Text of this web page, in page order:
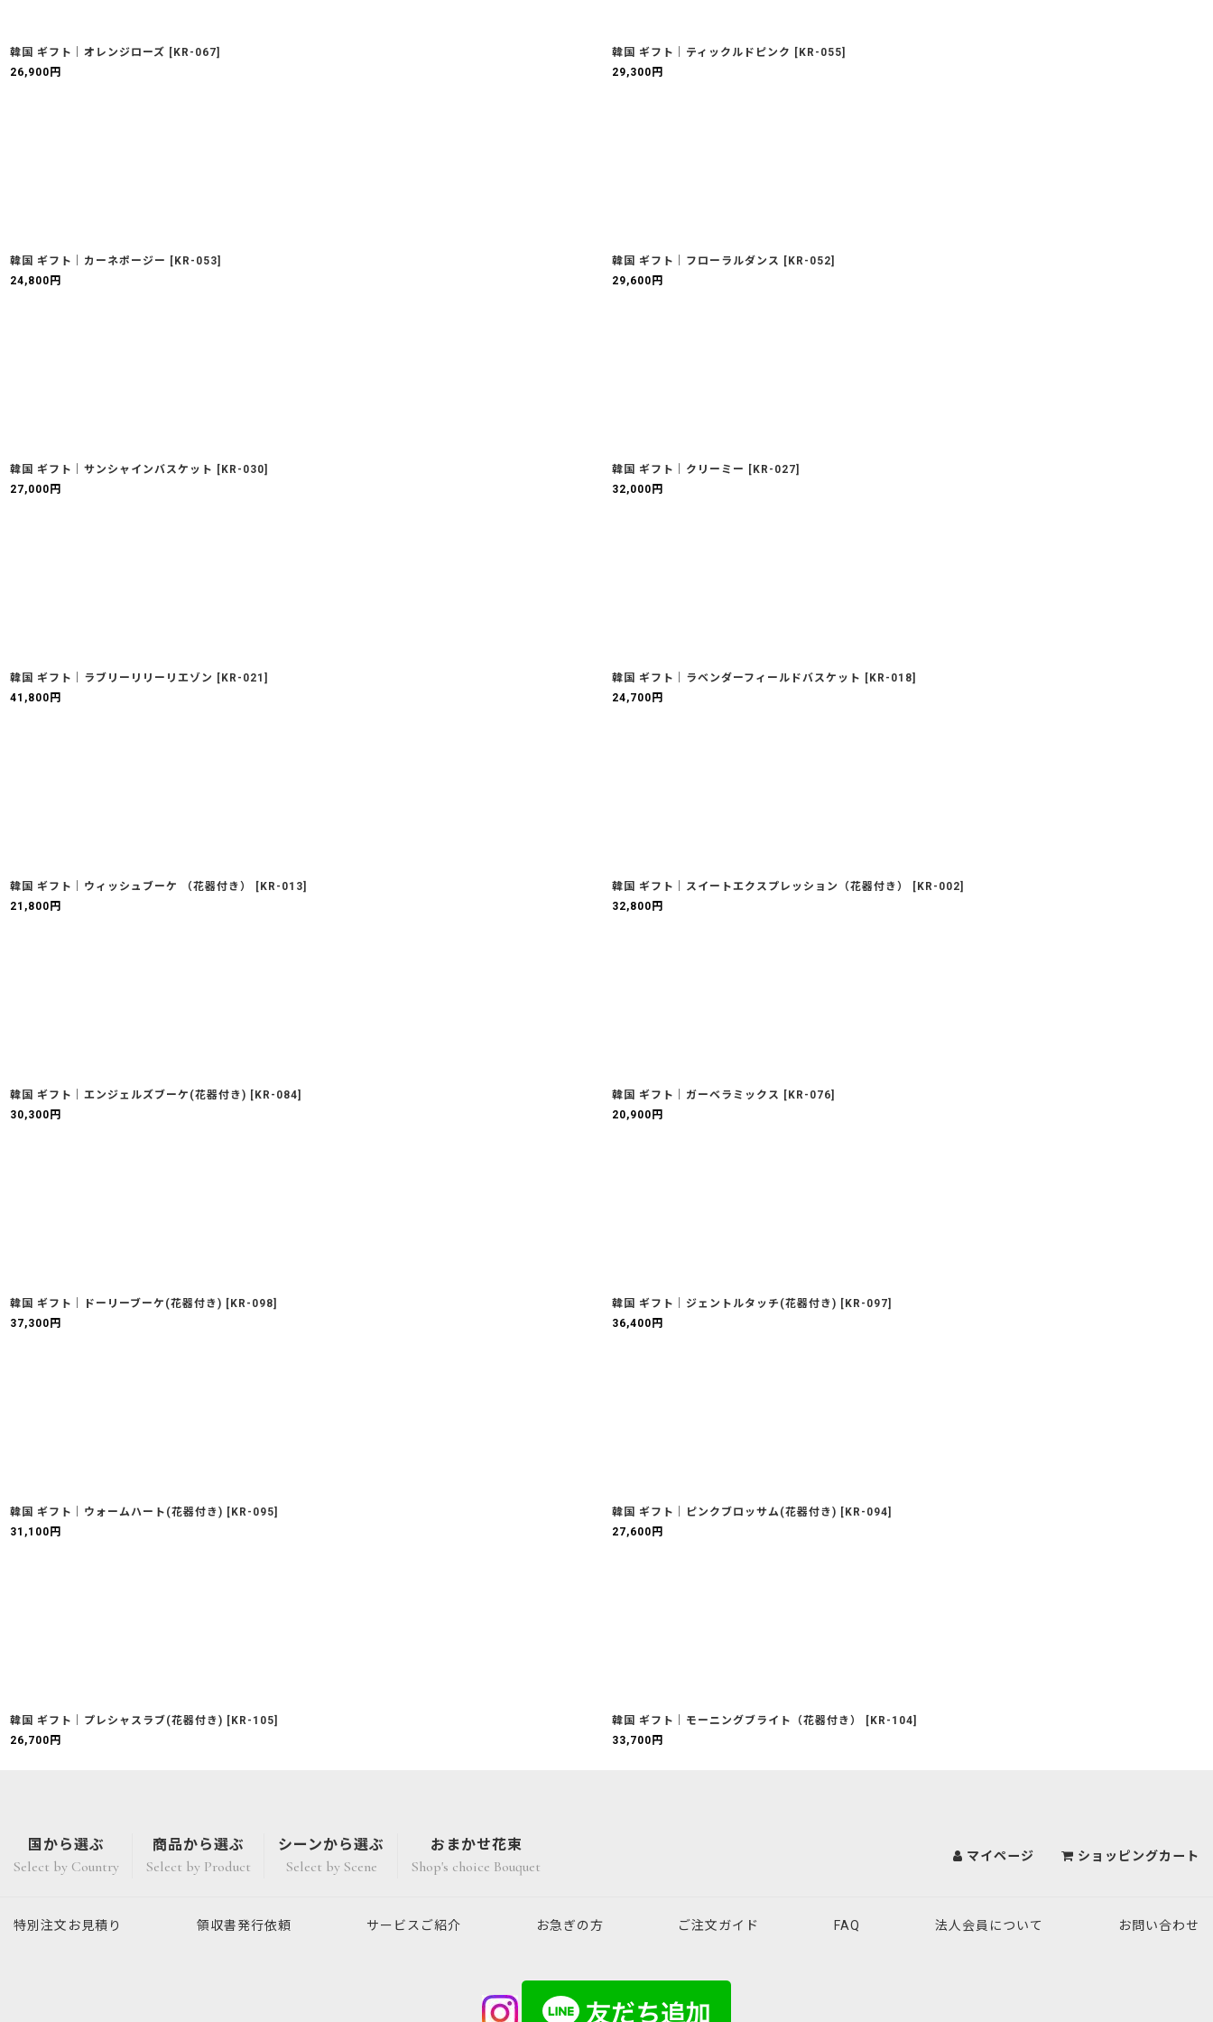
韓国 ギフト｜オレンジローズ [ KR-067]
26,900 円
韓国 ギフト｜ティックルドピンク [ KR-055]
29,300 円
韓国 ギフト｜カーネポージー [ KR-053]
24,800 円
韓国 ギフト｜フローラルダンス [ KR-052]
29,600 円
韓国 ギフト｜サンシャインバスケット [ KR-030]
27,000 円
韓国 ギフト｜クリーミー [ KR-027]
32,000 円
韓国 ギフト｜ラブリーリリーリエゾン [ KR-021 ]
41,800 円
韓国 ギフト｜ラベンダーフィールドバスケット [ KR-018]
24,700 円
韓国 ギフト｜ウィッシュブーケ （花器付き） [ KR-013]
21,800 円
韓国 ギフト｜スイートエクスプレッション（花器付き） [ KR-002]
32,800 円
韓国 ギフト｜エンジェルズブーケ(花器付き) [ KR-084]
30,300 円
韓国 ギフト｜ガーベラミックス [ KR-076]
20,900 円
韓国 ギフト｜ドーリーブーケ(花器付き) [ KR-098]
37,300 円
韓国 ギフト｜ジェントルタッチ(花器付き) [ KR-097]
36,400 円
韓国 ギフト｜ウォームハート(花器付き) [ KR-095]
31,100 円
韓国 ギフト｜ピンクブロッサム(花器付き) [ KR-094]
27,600 円
韓国 ギフト｜プレシャスラブ(花器付き) [ KR-105]
26,700 円
韓国 ギフト｜モーニングブライト（花器付き） [ KR-104]
33,700 円
国から選ぶ
Select by Country
商品から選ぶ
Select by Product
シーンから選ぶ
Select by Scene
おまかせ花束
Shop's choice Bouquet
マイページ ショッピングカート
特別注文 お見積り 領収書発行依頼 サービスご紹介 お急ぎの方 ご注文ガイド FAQ 法人会員について お問い合わせ